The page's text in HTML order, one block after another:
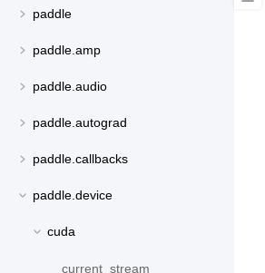
paddle
paddle.amp
paddle.audio
paddle.autograd
paddle.callbacks
paddle.device
cuda
current_stream